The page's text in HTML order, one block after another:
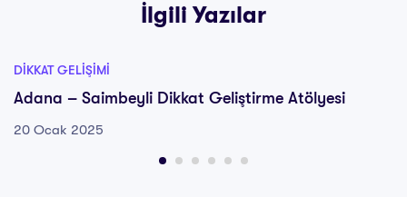
İlgili Yazılar
DIKKAT GELIŞIMI
Adana – Saimbeyli Dikkat Geliştirme Atölyesi
20 Ocak 2025